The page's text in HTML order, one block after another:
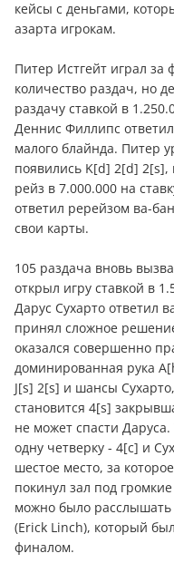
кейсы с дeньгами,
азарта игрокам.
Питер Истгейт играл
количество раздач, но
раздачу ставкой в
Деннис Филлипс
малого блайнда. Питер
появились K[d] 2[d] 2[s],
рейз в 7.000.000 на
ответил ререйзом ва-
свои карты.
105 раздача вновь
открыл игру ставкой в
Дарус Сухарто ответил
принял сложное
оказался совершенно
доминированная рука
J[s] 2[s] и шансы
становится 4[s]
не может спасти
одну четверку - 4[c] и
шестое место, за
покинул зал под
можно было расслышать
(Erick Linch), который
финалом.